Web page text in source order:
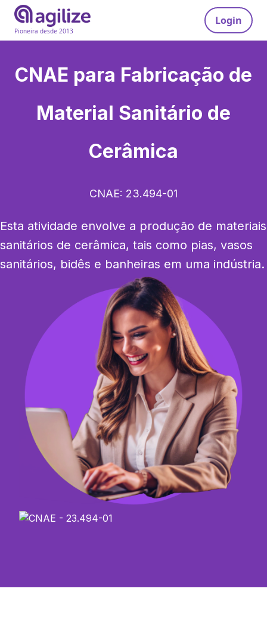
Pioneira desde 2013
Login
CNAE para Fabricação de
Material Sanitário de
Cerâmica
CNAE: 23.494-01
Esta atividade envolve a produção de materiais
sanitários de cerâmica, tais como pias, vasos
sanitários, bidês e banheiras em uma indústria.